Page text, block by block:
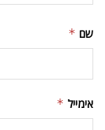
שם *
אימייל *